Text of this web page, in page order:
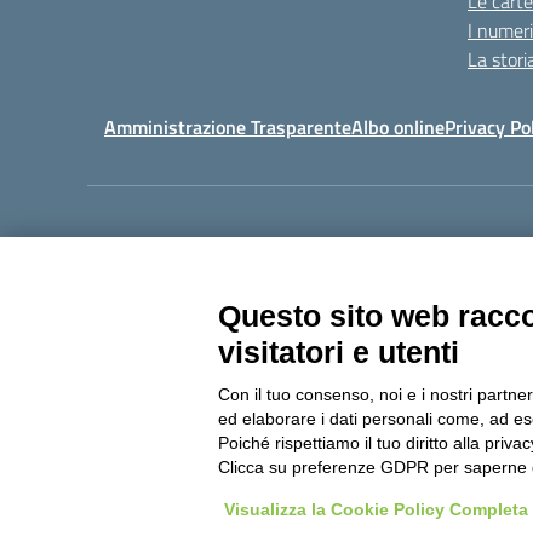
I
La
Amministrazione TrasparenteAlbo onlinePrivacy
Copyright
Questo sito web
visitatori e utenti
Con il tuo consenso, noi e i nostri
ed elaborare i dati personali come, ad
Poiché rispettiamo il tuo diritto alla
Clicca su preferenze GDPR per saperne
Visualizza la Cookie Policy Completa